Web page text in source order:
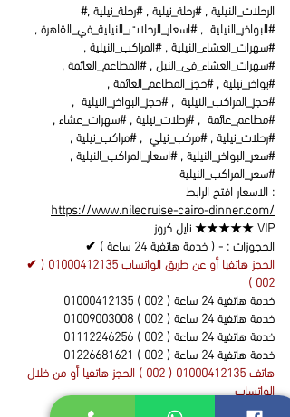
#الرحلات_النيلية , #رحلة_نيلية , #رحلة_نيلية ,
#البواخر_النيلية , #اسعار_الرحلات_النيلية_في_القاهرة ,
#سهرات_العشاء_النيلية , #المراكب_النيلية ,
#سهرات_العشاء_فى_النيل , #المطاعم_العائمة ,
#بواخر_نيلية , #حجز_المطاعم_العائمة ,
#حجز_المراكب_النيلية , #حجز_البواخر_النيلية ,
#مطاعم_عائمة , #رحلات_نيلية , #سهرات_عشاء ,
#رحلات_نيلية , #مركب_نيلي , #مراكب_نيلية ,
#سعر_البواخر_النيلية , #اسعار_المراكب_النيلية ,
#سعر_المراكب_النيلية
الاسعار افتح الرابط :
https://www.nilecruise-cairo-dinner.com/
نايل كروز ★★★★★ VIP
✔ الحجوزات : - ( خدمة هاتفية 24 ساعة )
✔ الحجز هاتفيا أو عن طريق الواتساب
01000412135 (
002
)
01000412135 ( 002
) خدمة هاتفية 24 ساعة
01009003008 ( 002
) خدمة هاتفية 24 ساعة
01112246256 ( 002
) خدمة هاتفية 24 ساعة
01226681621 ( 002
) خدمة هاتفية 24 ساعة
هاتف01000412135 ( 002
) الحجز هاتفيا أو من خلال
الواتساب
خدمة هاتفية + واتساب 24 ساعة يوميا اتصل الأن